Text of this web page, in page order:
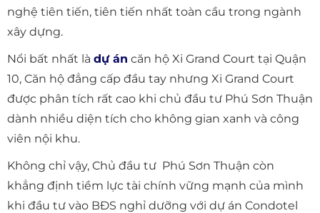
nghệ tiên tiến, tiên tiến nhất toàn cầu trong ngành
xây dựng.
Nổi bất nhất là dự án căn hộ Xi Grand Court tại Quận
10, Căn hộ đẳng cấp đầu tay nhưng Xi Grand Court
được phân tích rất cao khi chủ đầu tư Phú Sơn Thuận
dành nhiều diện tích cho không gian xanh và công
viên nội khu.
Không chỉ vậy, Chủ đầu tư Phú Sơn Thuận còn
khẳng định tiềm lực tài chính vững mạnh của mình
khi đầu tư vào BĐS nghỉ dưỡng với dự án Condotel